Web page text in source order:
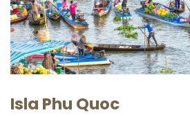
Isla Phu Quoc